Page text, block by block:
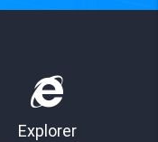
Explorer